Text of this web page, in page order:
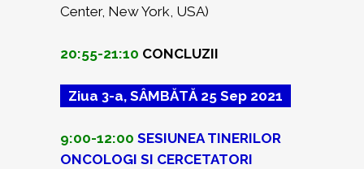
Center, New York, USA)
20:55-21:10 CONCLUZII
Ziua 3-a, SÂMBĂTĂ 25 Sep 2021
9:00-12:00 SESIUNEA TINERILOR
ONCOLOGI SI CERCETATORI